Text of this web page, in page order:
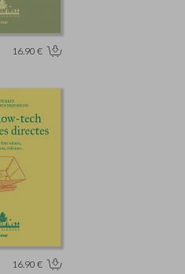
16.90 €
16.90 €